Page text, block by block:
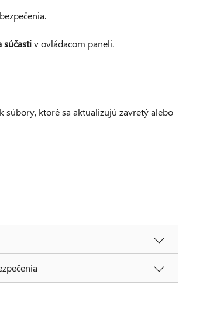
súčastiv ovládacom paneli.
súbory, ktoré sa aktualizujú zavretý alebo